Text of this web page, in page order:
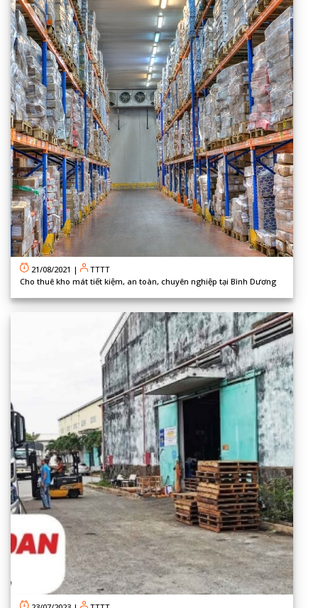
21/08/2021 |
TTTT
Cho thuê kho mát tiết kiệm, an toàn, chuyên nghiệp tại Bình Dương